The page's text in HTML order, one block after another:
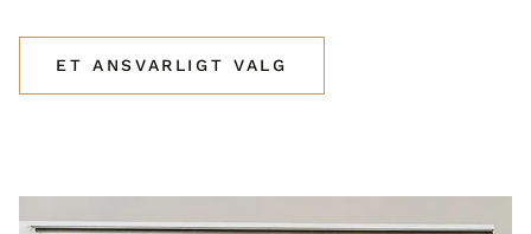
ET ANSVARLIGT VALG